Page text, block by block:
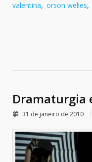
valentina, orson welles,
Dramaturgia
31 de janeiro de 2010